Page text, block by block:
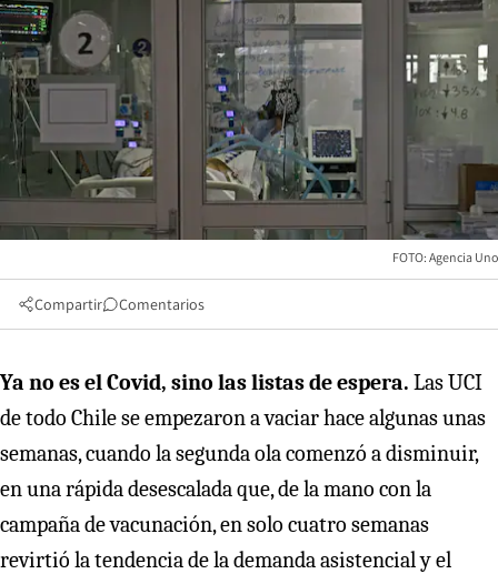
FOTO: Agencia Uno
Compartir Comentarios
Ya no es el Covid, sino las listas de espera. Las UCI
de todo Chile se empezaron a vaciar hace algunas unas
semanas, cuando la segunda ola comenzó a disminuir,
en una rápida desescalada que, de la mano con la
campaña de vacunación, en solo cuatro semanas
revirtió la tendencia de la demanda asistencial y el